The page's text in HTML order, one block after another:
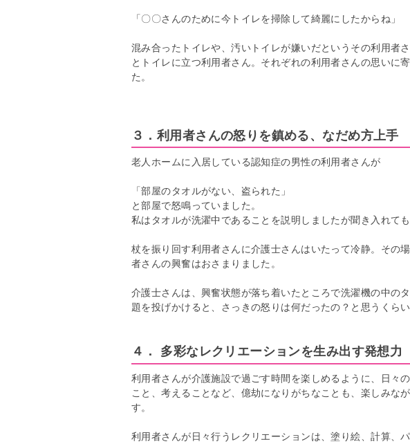
「〇〇さんのために今トイレを掃除して綺麗にしたからね」
混み合ったトイレや、汚いトイレが嫌いだというその利用者
とトイレに立つ利用者さん。それぞれの利用者さんの思いに
た。
３．利用者さんの怒りを鎮める、なだめ方上手
老人ホームに入居している認知症の男性の利用者さんが
「部屋のタオルがない、盗られた」
と部屋で怒鳴っていました。
私はタオルが洗濯中であることを説明しましたが聞き入れて
杖を振り回す利用者さんに介護士さんはいたって冷静。その
者さんの興奮はおさまりました。
介護士さんは、興奮状態が落ち着いたところで洗濯機の中の
題を投げかけると、さっきの怒りは何だったの？と思うくら
４． 多彩なレクリエーションを生み出す発想力
利用者さんが介護施設で過ごす時間を楽しめるように、日々
こと、考えることなど、億劫になりがちなことも、楽しみな
す。
利用者さんが日々行うレクリエーションは、塗り絵、計算、